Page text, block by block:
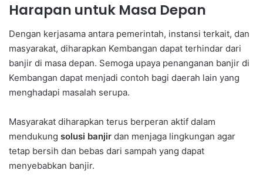
Harapan untuk Masa Depan
Dengan kerjasama antara pemerintah, instansi terkait, dan
masyarakat, diharapkan Kembangan dapat terhindar dari
banjir di masa depan. Semoga upaya penanganan banjir di
Kembangan dapat menjadi contoh bagi daerah lain yang
menghadapi masalah serupa.
Masyarakat diharapkan terus berperan aktif dalam
mendukung solusi banjir dan menjaga lingkungan agar
tetap bersih dan bebas dari sampah yang dapat
menyebabkan banjir.